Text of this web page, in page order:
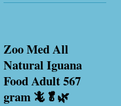
Zoo Med All
Natural Iguana
Food Adult 567
gram 🦎🥬🌿